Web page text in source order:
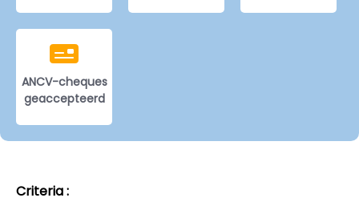
ANCV-cheques
geaccepteerd
Criteria :